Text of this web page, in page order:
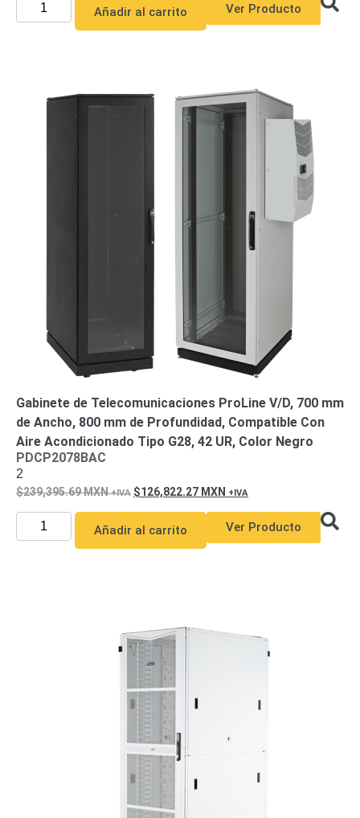
Añadir al carrito Ver Producto
Gabinete de Telecomunicaciones ProLine V/D, 700 mm
de Ancho, 800 mm de Profundidad, Compatible Con
Aire Acondicionado Tipo G28, 42 UR, Color Negro
PDCP2078BAC
2
239,395.69MXN 126,822.27 MXN
Añadir al carrito Ver Producto